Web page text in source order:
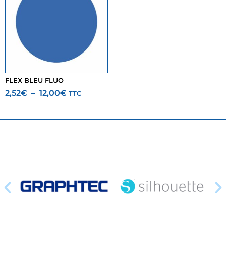
FLEX BLEU FLUO
2,52€ – 12,00€ TTC